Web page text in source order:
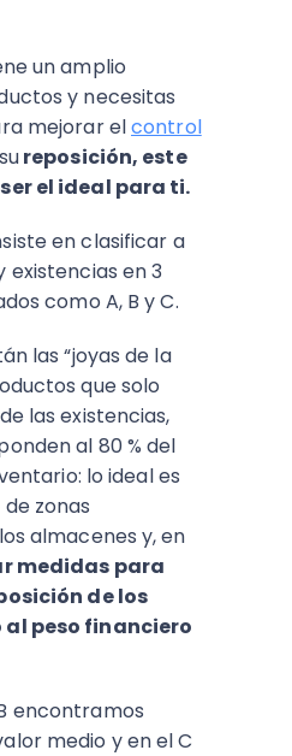
un amplio
y necesitas
mejorar elcontrol
reposición, este
el ideal para ti.
en clasificar a
existencias en 3
como A, B y C.
las “joyas de la
que solo
las existencias,
al 80 % del
lo ideal es
zonas
almacenes y, en
medidas para
de los
peso financiero
encontramos
medio y en el C